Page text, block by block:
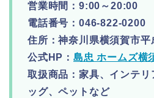
営業時間：9:00～20:00
電話番号：046-822-0200
住所：神奈川県横須賀市平
公式HP： 島忠 ホームズ横
取扱商品：家具、インテリ
ッグ、ペットなど